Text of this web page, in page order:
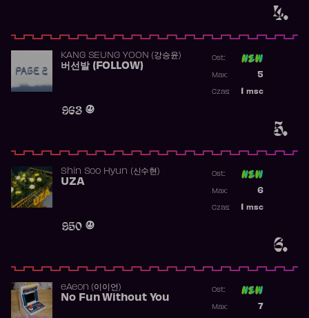
4.
5.
KANG SEUNG YOON (강승윤)
버선발 (FOLLOW)
963
Ost:
5
Max:
msc
Czas:
6.
Shin Soo Hyun (신수현)
UZA
950
Ost:
6
Max:
msc
Czas:
​eAeon (이이언)
No Fun Without You
Ost:
7
Max: